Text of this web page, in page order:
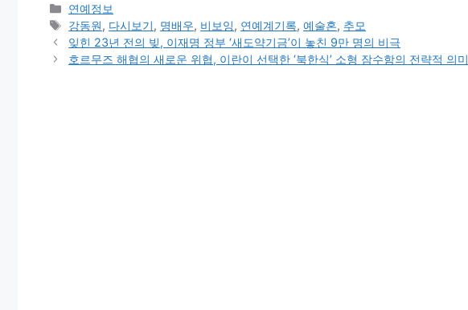
Categories
연예정보
Tags
강동원, 다시보기, 명배우, 비보잉, 연예계기록,예술혼, 추모
잊힌 23년 전의 빚, 이재명 정부 ‘새도약기금’이 놓친 9만 명의 비극
호르무즈 해협의 새로운 위협, 이란이 선택한 ‘북한식’ 소형 잠수함의 전략적 의미